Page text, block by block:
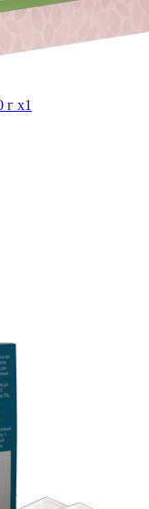
г x1